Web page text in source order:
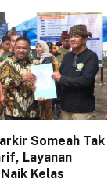
Someah Tak
Layanan
Kelas